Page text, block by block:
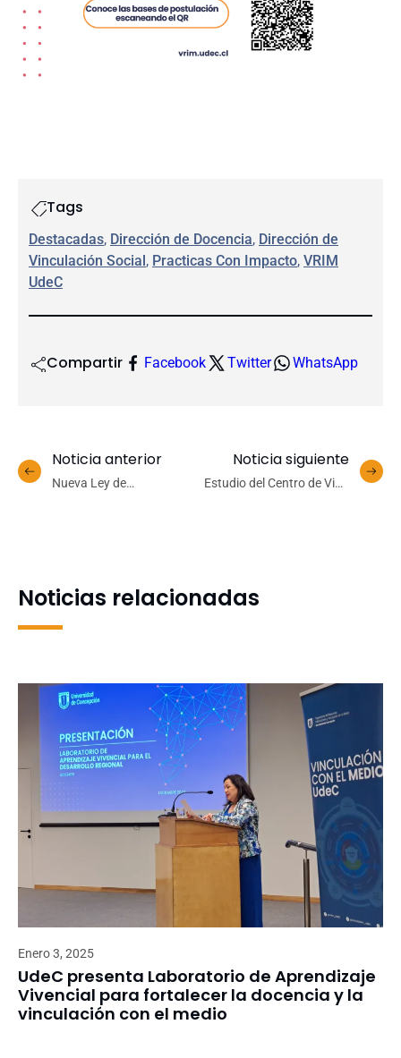
Tags
Destacadas, Dirección de Docencia, Dirección de
Vinculación Social, Practicas Con Impacto, VRIM
UdeC
Compartir Facebook Twitter WhatsApp
Noticia anterior
Nueva Ley de
Noticia siguiente
Estudio del Centro de Vida
Noticias relacionadas
Enero 3, 2025
UdeC presenta Laboratorio de Aprendizaje
Vivencial para fortalecer la docencia y la
vinculación con el medio